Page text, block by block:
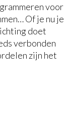
voor
Of je nu je
doet
verbonden
zijn het